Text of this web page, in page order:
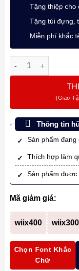
Tặng thiệp cho
Tặng túi đựng,
Miễn phí khắc
Bút Ký Đa Năng
Thông tin
Sản phẩm
Thích hợp làm
Sản phẩm được
Mã giảm giá:
wiix400 wiix300
Chọn Font Khắc
Chữ